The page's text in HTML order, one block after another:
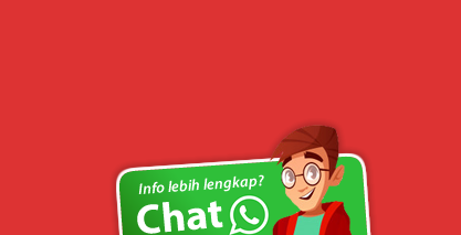
Copyright © 2020 bateraidanadaptor.com - All rights reserved.